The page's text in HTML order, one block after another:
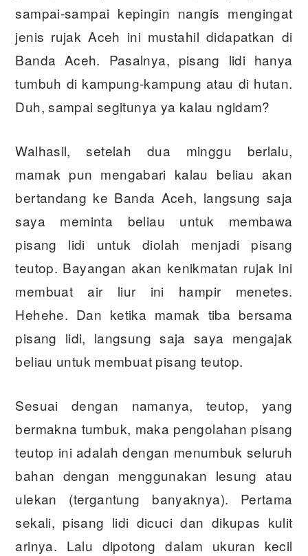
sampai-sampai kepingin nangis mengingat
jenis rujak Aceh ini mustahil didapatkan di
Banda Aceh. Pasalnya, pisang lidi hanya
tumbuh di kampung-kampung atau di hutan.
Duh, sampai segitunya ya kalau ngidam?
Walhasil, setelah dua minggu berlalu,
mamak pun mengabari kalau beliau akan
bertandang ke Banda Aceh, langsung saja
saya meminta beliau untuk membawa
pisang lidi untuk diolah menjadi pisang
teutop. Bayangan akan kenikmatan rujak ini
membuat air liur ini hampir menetes.
Hehehe. Dan ketika mamak tiba bersama
pisang lidi, langsung saja saya mengajak
beliau untuk membuat pisang teutop.
Sesuai dengan namanya, teutop, yang
bermakna tumbuk, maka pengolahan pisang
teutop ini adalah dengan menumbuk seluruh
bahan dengan menggunakan lesung atau
ulekan (tergantung banyaknya). Pertama
sekali, pisang lidi dicuci dan dikupas kulit
arinya. Lalu dipotong dalam ukuran kecil